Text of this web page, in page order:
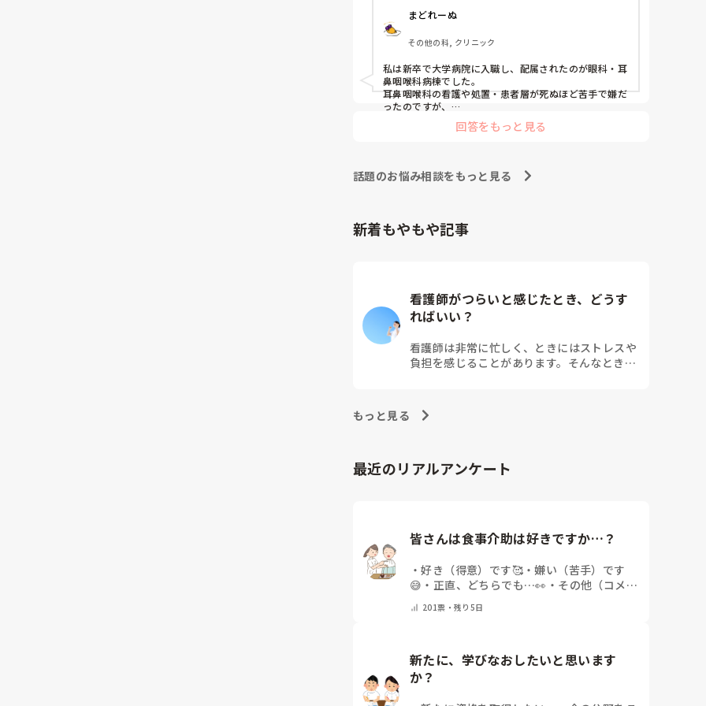
まどれーぬ
その他の科, クリニック
私は新卒で大学病院に入職し、配属されたのが眼科・耳
鼻咽喉科病棟でした。
耳鼻咽喉科の看護や処置・患者層が死ぬほど苦手で嫌だ
ったのですが、
眼科は自分に合っていて好きだったので、そこからずー
っと眼科で働いています。
眼科病棟に居続けることは不可能なので、
異動の声がかかる前に眼科クリニックに転職しました。
回答をもっと見る
話題のお悩み相談をもっと見る
新着もやもや記事
看護師がつらいと感じたとき、どうす
ればいい？
看護師は非常に忙しく、ときにはストレスや
負担を感じることがあります。そんなとき、
を感じたときの対処法や秘訣を紹介します。
もっと見る
最近のリアルアンケート
皆さんは食事介助は好きですか…？
・好き（得意）です🥰・嫌い（苦手）です
😅 ・ 正直、どちらでも…👀 ・ その他（コメン
201票・残り5日
新たに、学びなおしたいと思います
か？